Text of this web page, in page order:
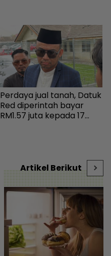
Perdaya jual tanah, Datuk
Red diperintah bayar
RM1.57 juta kepada 17
Artikel Berikut